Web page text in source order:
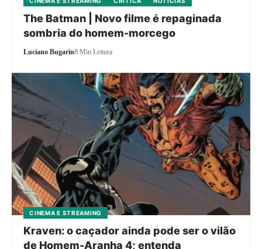
The Batman | Novo filme é repaginada
sombria do homem-morcego
Luciano Bugarin8 Min Leitura
CINEMA E STREAMING
Kraven: o caçador ainda pode ser o vilão
de Homem-Aranha 4; entenda